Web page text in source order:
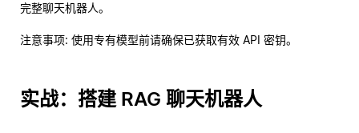
完整聊天机器人。
注意事项: 使用专有模型前请确保已获取有效 API 密钥。
实战：搭建 RAG 聊天机器人